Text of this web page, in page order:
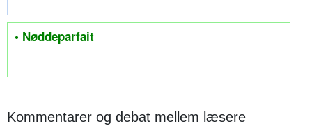
• Nøddeparfait
Kommentarer og debat mellem læsere